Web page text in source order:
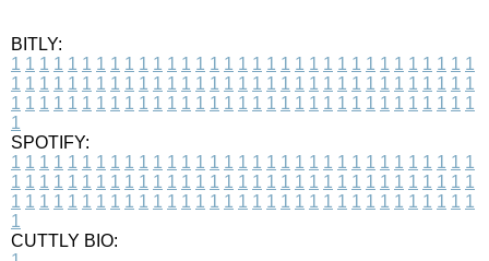
BITLY:
1 1 1 1 1 1 1 1 1 1 1 1 1 1 1 1 1 1 1 1 1 1 1 1 1 1 1 1 1 1 1 1 1
1 1 1 1 1 1 1 1 1 1 1 1 1 1 1 1 1 1 1 1 1 1 1 1 1 1 1 1 1 1 1 1 1
1 1 1 1 1 1 1 1 1 1 1 1 1 1 1 1 1 1 1 1 1 1 1 1 1 1 1 1 1 1 1 1 1
1
SPOTIFY:
1 1 1 1 1 1 1 1 1 1 1 1 1 1 1 1 1 1 1 1 1 1 1 1 1 1 1 1 1 1 1 1 1
1 1 1 1 1 1 1 1 1 1 1 1 1 1 1 1 1 1 1 1 1 1 1 1 1 1 1 1 1 1 1 1 1
1 1 1 1 1 1 1 1 1 1 1 1 1 1 1 1 1 1 1 1 1 1 1 1 1 1 1 1 1 1 1 1 1
1
CUTTLY BIO: